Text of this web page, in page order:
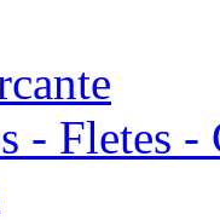
- Fletes -